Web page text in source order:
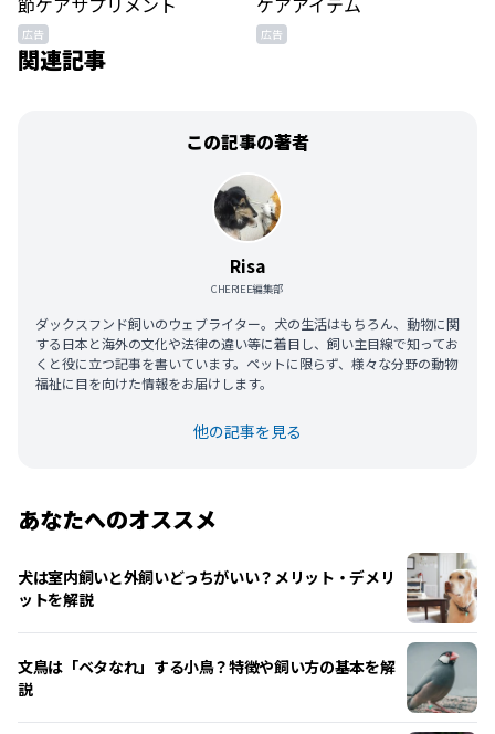
広告 広告
関連記事
この記事の著者
Risa
CHERIEE編集部
ダックスフンド飼いのウェブライター。犬の生活はもちろん、動物に関
する日本と海外の文化や法律の違い等に着目し、飼い主目線で知ってお
くと役に立つ記事を書いています。ペットに限らず、様々な分野の動物
福祉に目を向けた情報をお届けします。
他の記事を見る
あなたへのオススメ
犬は室内飼いと外飼いどっちがいい？メリット・デメリ
ットを解説
文鳥は「ベタなれ」する小鳥？特徴や飼い方の基本を解
説